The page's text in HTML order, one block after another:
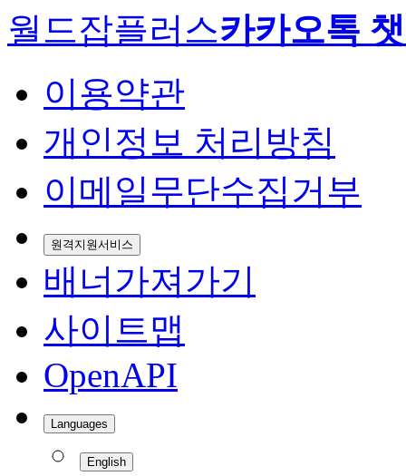
월드잡플러스카카오톡
이용약관
개인정보 처리방침
이메일무단수집거부
원격지원서비스
배너가져가기
사이트맵
OpenAPI
Languages
English